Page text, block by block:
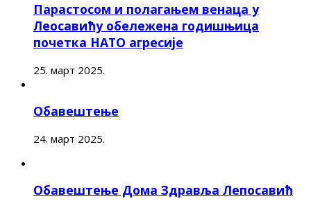
Парастосом и полагањем венаца у
Леосавићу обележена годишњица
почетка НАТО агресије
25. март 2025.
Обавештење
24. март 2025.
Обавештење Дома Здравља Лепосавић